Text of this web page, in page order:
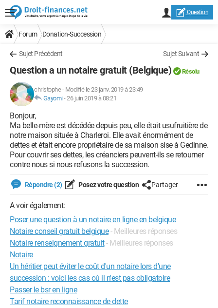
Question
Forum Donation-Succession
Sujet Précédent Sujet Suivant
Question a un notaire gratuit (Belgique) Résolu
christophe- Modifié le 23 janv. 2019 à 23:49
Gayomi-26 juin 2019 à 08:21
Bonjour,
Ma belle-mère est décédée depuis peu, elle était usufruitière de
notre maison située à Charleroi. Elle avait énormément de
dettes et était encore propriétaire de sa maison sise à Gedinne.
Pour couvrir ses dettes, les créanciers peuvent-ils se retourner
contre nous si nous refusons la succession.
Répondre (2) Posez votre question Partager
A voir également:
Poser une question à un notaire en ligne en belgique
Notaire conseil gratuit belgique - Meilleures réponses
Notaire renseignement gratuit- Meilleures réponses
Notaire
Un héritier peut éviter le coût d'un notaire lors d'une
succession : voici les cas où il n'est pas obligatoire
Passer le bsr en ligne
Tarif notaire reconnaissance de dette